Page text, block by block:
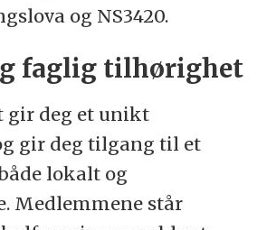
og NS3420.
faglig tilhørighet
gir deg et unikt
gir deg tilgang til et
lokalt og
Medlemmene står